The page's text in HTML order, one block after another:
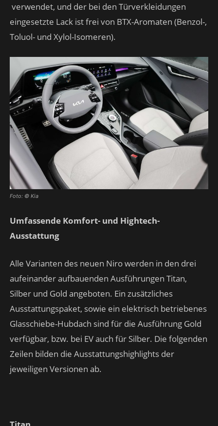
verwendet, und der bei den Türverkleidungen
eingesetzte Lack ist frei von BTX-Aromaten (Benzol-,
Toluol- und Xylol-Isomeren).
Foto: © Kia
Umfassende Komfort- und Hightech-
Ausstattung
Alle Varianten des neuen Niro werden in den drei
aufeinander aufbauenden Ausführungen Titan,
Silber und Gold angeboten. Ein zusätzliches
Ausstattungspaket, sowie ein elektrisch betriebenes
Glasschiebe-Hubdach sind für die Ausführung Gold
verfügbar, bzw. bei EV auch für Silber. Die folgenden
Zeilen bilden die Ausstattungshighlights der
jeweiligen Versionen ab.